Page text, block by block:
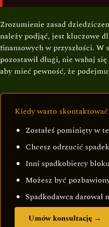
Zrozumienie zasad
należy podjąć, jest kluczowe
finansowych w przyszłości. W
pozostawił długi, nie wahaj
aby mieć pewność, że
Kiedy warto
Zostałeś pominięty w
Chcesz odrzucić
Inni spadkobiercy
Możesz być
Spadkodawca
Umów konsultację →